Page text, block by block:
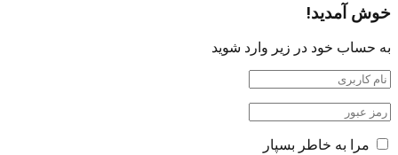
خوش آمدید!
به حساب خود در زیر وارد شوید
مرا به خاطر بسپار